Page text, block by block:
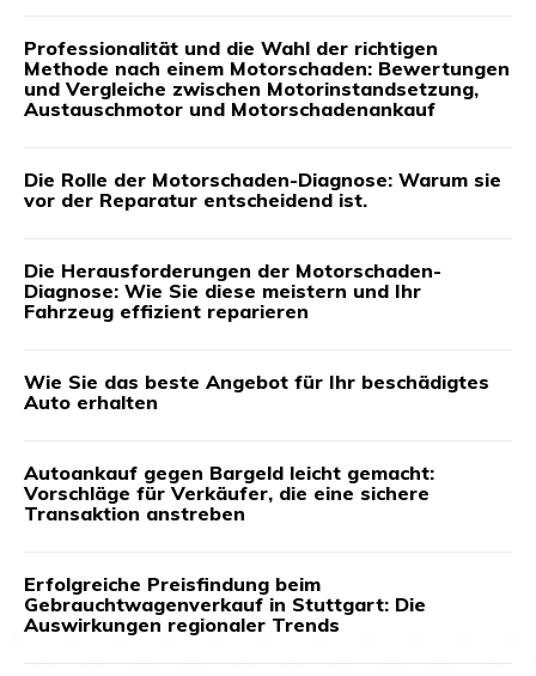
Professionalität und die Wahl der richtigen
Methode nach einem Motorschaden: Bewertungen
und Vergleiche zwischen Motorinstandsetzung,
Austauschmotor und Motorschadenankauf
Die Rolle der Motorschaden-Diagnose: Warum sie
vor der Reparatur entscheidend ist.
Die Herausforderungen der Motorschaden-
Diagnose: Wie Sie diese meistern und Ihr
Fahrzeug effizient reparieren
Wie Sie das beste Angebot für Ihr beschädigtes
Auto erhalten
Autoankauf gegen Bargeld leicht gemacht:
Vorschläge für Verkäufer, die eine sichere
Transaktion anstreben
Erfolgreiche Preisfindung beim
Gebrauchtwagenverkauf in Stuttgart: Die
Auswirkungen regionaler Trends